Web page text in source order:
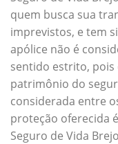
quem busca sua
imprevistos, e tem
apólice não é
sentido estrito, pois
patrimônio do
considerada entre
proteção oferecida
Seguro de Vida